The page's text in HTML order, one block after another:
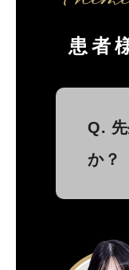
患者
Q.
か？